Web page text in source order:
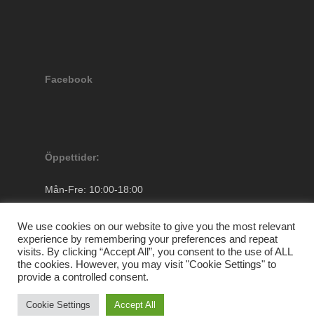
Facebook
Öppettider:
Mån-Fre: 10:00-18:00
Söndag: Stängt
We use cookies on our website to give you the most relevant
experience by remembering your preferences and repeat
visits. By clicking “Accept All”, you consent to the use of ALL
the cookies. However, you may visit "Cookie Settings" to
provide a controlled consent.
Cookie Settings Accept All